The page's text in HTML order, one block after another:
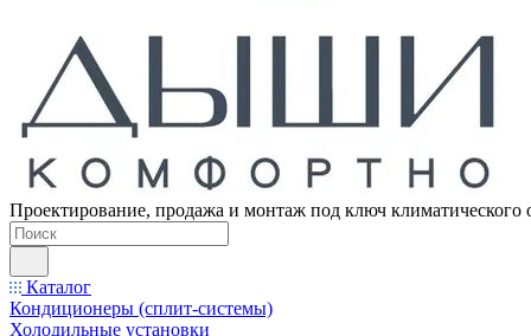
Проектирование, продажа и монтаж под ключ климатического
Каталог
Кондиционеры (сплит-системы)
Холодильные установки